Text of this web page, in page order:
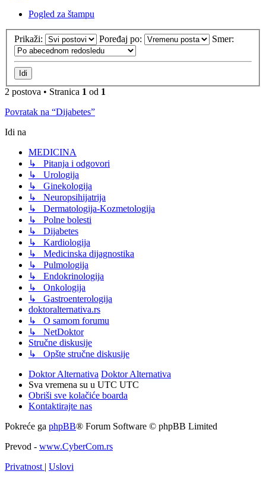
Pogled za štampu
Prikaži: Poređaj po: Smer:
2 postova • Stranica 1 od 1
Povratak na “Dijabetes”
Idi na
MEDICINA
↳ Pitanja i odgovori
↳ Urologija
↳ Ginekologija
↳ Neuropsihijatrija
↳ Dermatologija-Kozmetologija
↳ Polne bolesti
↳ Dijabetes
↳ Kardiologija
↳ Medicinska dijagnostika
↳ Pulmologija
↳ Endokrinologija
↳ Onkologija
↳ Gastroenterologija
doktoralternativa.rs
↳ O samom forumu
↳ NetDoktor
Stručne diskusije
↳ Opšte stručne diskusije
Doktor Alternativa Doktor Alternativa
Sva vremena su u UTC UTC
Obriši sve kolačiće boarda
Kontaktirajte nas
Pokreće ga phpBB® Forum Software © phpBB Limited
Prevod - www.CyberCom.rs
Privatnost | Uslovi